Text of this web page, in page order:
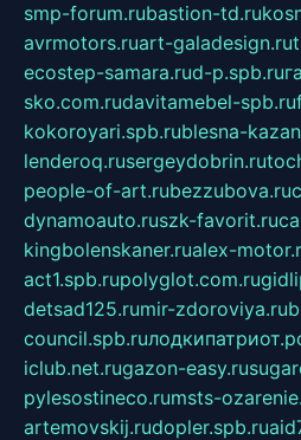
smp-forum.rubastion-td.ru
avrmotors.ruart-galadesign.ru
ecostep-samara.rud-p.spb.ru
sko.com.rudavitamebel-spb.ru
kokoroyari.spb.rublesna-
lenderoq.rusergeydobrin.ru
people-of-art.rubezzubova.ru
dynamoauto.ruszk-favorit.ru
kingbolenskaner.rualex-
act1.spb.rupolyglot.com.ru
detsad125.rumir-zdoroviya.ru
council.spb.ru
iclub.net.rugazon-easy.ru
pylesostineco.rumsts-
artemovskij.rudopler.spb.ru